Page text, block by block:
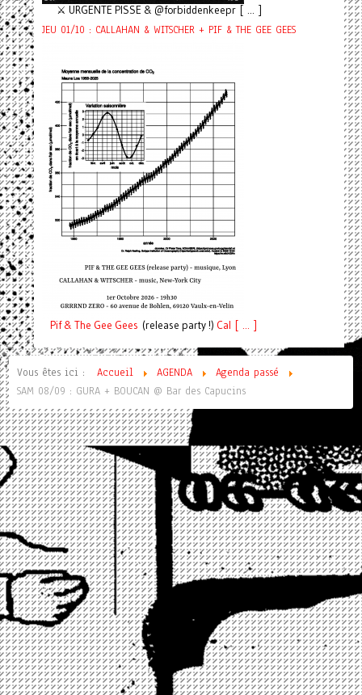
⚔️ URGENTE PISSE & @forbiddenkeepr [ ... ]
JEU 01/10 : CALLAHAN & WITSCHER + PIF & THE GEE GEES
Pif& The Gee Gees (release party !) Cal [ ... ]
Vous êtes ici : Accueil AGENDA
Agenda passé
SAM 08/09 : GURA + BOUCAN @ Bar des Capucins